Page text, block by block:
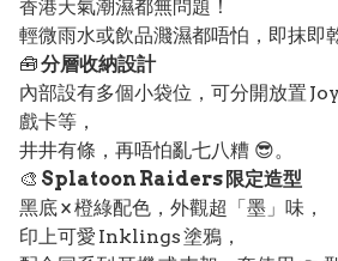
香港天氣潮濕都無問題！
輕微雨水或飲品濺濕都唔怕，即抹即
🧰分層收納設計
內部設有多個小袋位，可分開放置
戲卡等，
井井有條，再唔怕亂七八糟 😎。
🎨 Splatoon Raiders 限定造型
黑底 × 橙綠配色，外觀超「墨」味，
印上可愛 Inklings 塗鴉，